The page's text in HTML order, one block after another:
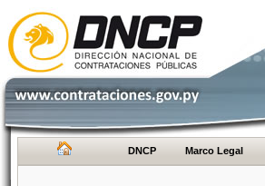
DNCP Marco Legal